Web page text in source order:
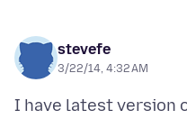
stevefe
3/22/14, 4:32 AM
I have latest version